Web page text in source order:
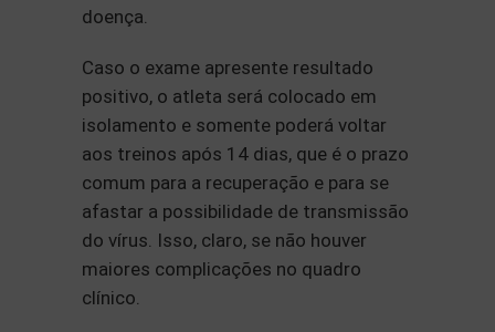
doença.
Caso o exame apresente resultado
positivo, o atleta será colocado em
isolamento e somente poderá voltar
aos treinos após 14 dias, que é o prazo
comum para a recuperação e para se
afastar a possibilidade de transmissão
do vírus. Isso, claro, se não houver
maiores complicações no quadro
clínico.